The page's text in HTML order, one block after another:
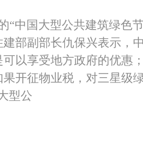
国大型公共建筑绿色
部副部长仇保兴表示，
以享受地方政府的优惠
开征物业税，对三星级
型公